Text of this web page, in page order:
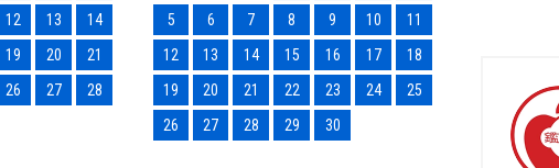
12 13
14
19 20
21
26 27
28
5
6 7 8 9 10
11
12
13 14 15 16 17
18
19
20 21 22 23 24
25
26
27 28 29 30